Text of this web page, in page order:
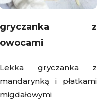
gryczanka z
owocami
Lekka gryczanka z
mandarynką i płatkami
migdałowymi